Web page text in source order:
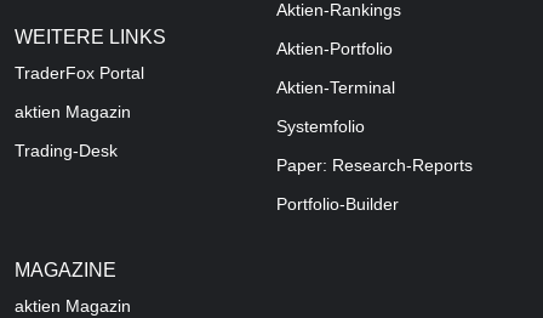
WEITERE LINKS
TraderFox Portal
aktien Magazin
Trading-Desk
Aktien-Rankings
Aktien-Portfolio
Aktien-Terminal
Systemfolio
Paper: Research-Reports
Portfolio-Builder
MAGAZINE
aktien Magazin